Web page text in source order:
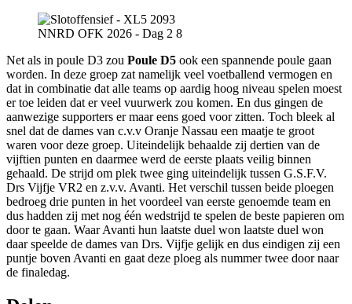
NNRD OFK 2026 - Dag 2 8
Net als in poule D3 zou Poule D5 ook een spannende poule gaan
worden. In deze groep zat namelijk veel voetballend vermogen en
dat in combinatie dat alle teams op aardig hoog niveau spelen moest
er toe leiden dat er veel vuurwerk zou komen. En dus gingen de
aanwezige supporters er maar eens goed voor zitten. Toch bleek al
snel dat de dames van c.v.v Oranje Nassau een maatje te groot
waren voor deze groep. Uiteindelijk behaalde zij dertien van de
vijftien punten en daarmee werd de eerste plaats veilig binnen
gehaald. De strijd om plek twee ging uiteindelijk tussen G.S.F.V.
Drs Vijfje VR2 en z.v.v. Avanti. Het verschil tussen beide ploegen
bedroeg drie punten in het voordeel van eerste genoemde team en
dus hadden zij met nog één wedstrijd te spelen de beste papieren om
door te gaan. Waar Avanti hun laatste duel won laatste duel won
daar speelde de dames van Drs. Vijfje gelijk en dus eindigen zij een
puntje boven Avanti en gaat deze ploeg als nummer twee door naar
de finaledag.